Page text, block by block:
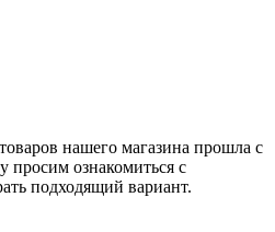
нашего магазина прошла с
просим ознакомиться с
подходящий вариант.